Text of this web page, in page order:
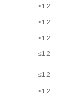
≤1.2
≤1.2
≤1.2
≤1.2
≤1.2
≤1.2